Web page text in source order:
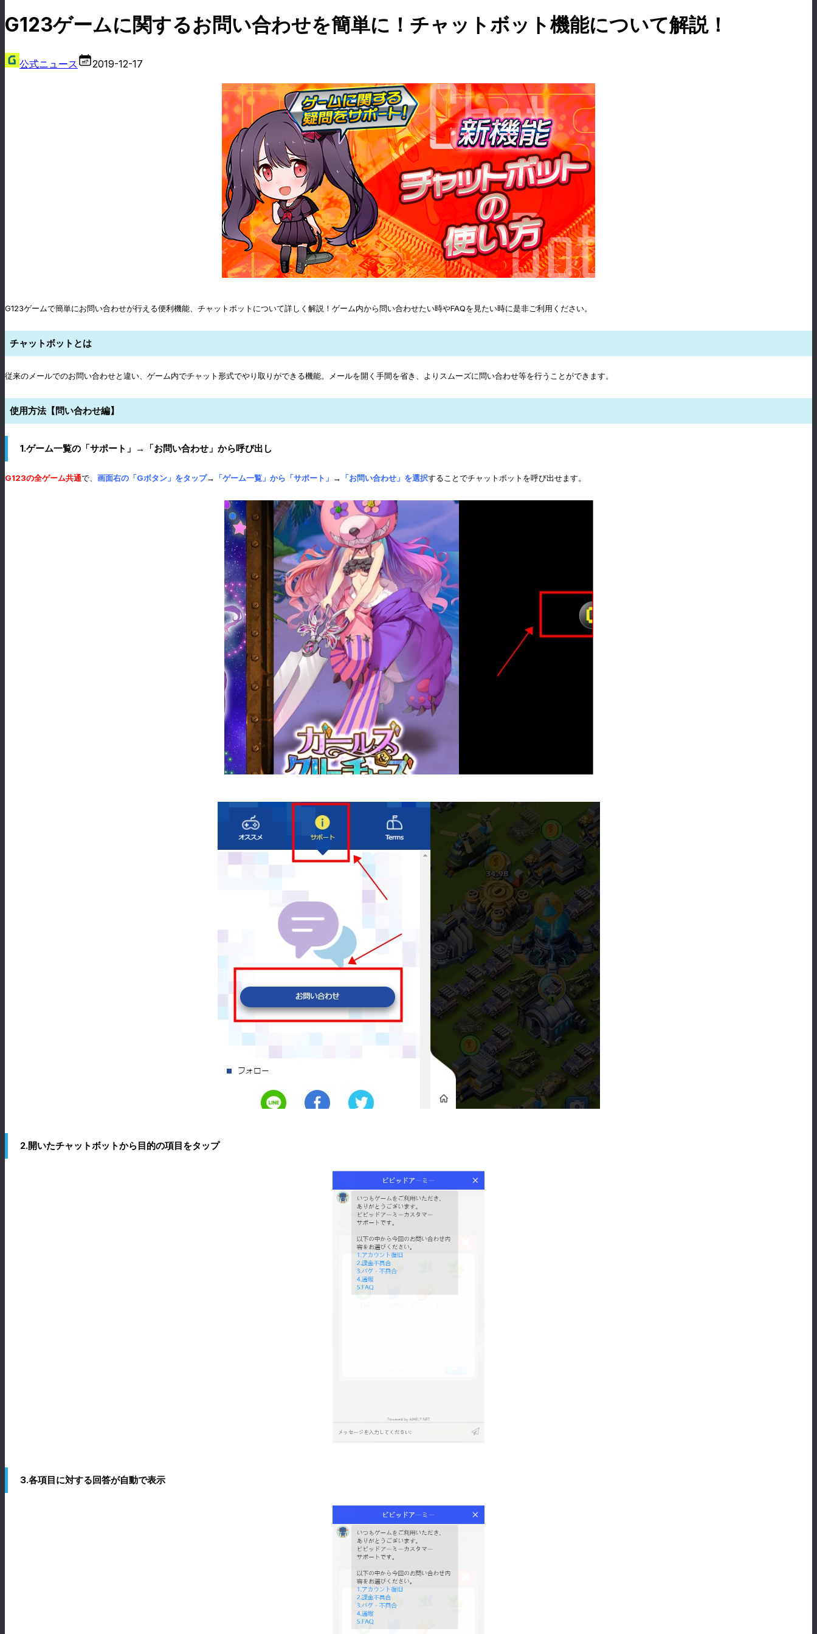
G123ゲームに関するお問い合わせを簡単に！チャットボット機能について解説！
公式ニュース 2019-12-17
G123ゲームで簡単にお問い合わせが行える便利機能、チャットボットについて詳しく解説！ゲーム内から問い合わせたい時やFAQを見たい時に是非ご利用ください。
チャットボットとは
従来のメールでのお問い合わせと違い、ゲーム内でチャット形式でやり取りができる機能。メールを開く手間を省き、よりスムーズに問い合わせ等を行うことができます。
使用方法【問い合わせ編】
1.ゲーム一覧の「サポート」→「お問い合わせ」から呼び出し
G123の全ゲーム共通で、 画面右の「Gボタン」をタップ→ 「ゲーム一覧」から「サポート」 → 「お問い合わせ」を選択することでチャットボットを呼び出せます。
2.開いたチャットボットから目的の項目をタップ
3.各項目に対する回答が自動で表示